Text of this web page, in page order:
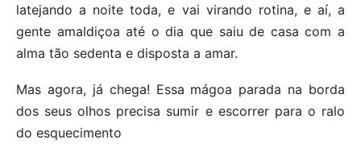
latejando a noite toda, e vai virando rotina, e aí, a
gente amaldiçoa até o dia que saiu de casa com a
alma tão sedenta e disposta a amar.
Mas agora, já chega! Essa mágoa parada na borda
dos seus olhos precisa sumir e escorrer para o ralo
do esquecimento